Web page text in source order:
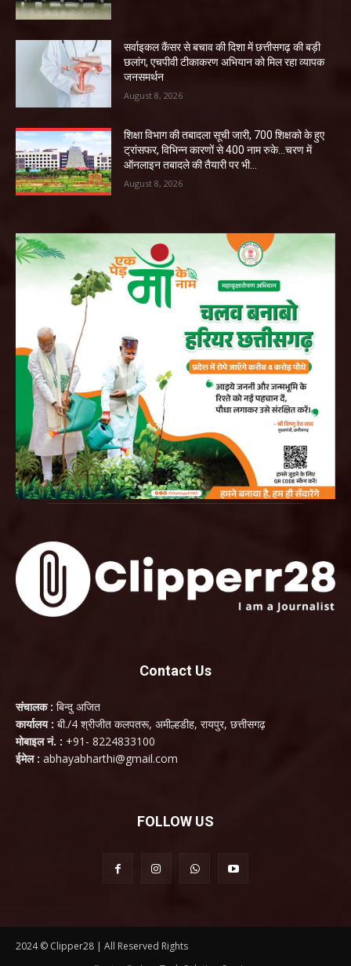
सर्वाइकल कैंसर से बचाव की दिशा में छत्तीसगढ़ की बड़ी
छलांग, एचपीवी टीकाकरण अभियान को मिल रहा व्यापक
जनसमर्थन
August 8, 2026
शिक्षा विभाग की तबादला सूची जारी, 700 शिक्षको के हुए
ट्रांसफर, विभिन्न कारणों से 400 नाम रुके…चरण में
ऑनलाइन तबादले की तैयारी पर भी...
August 8, 2026
Contact Us
संचालक : बिन्दु अजित
कार्यालय : बी./4 श्रीजीत कलपतरू, अमील्हडीह, रायपुर, छत्तीसगढ़
मोबाइल नं. : +91- 8224833100
ईमेल : abhayabharthi@gmail.com
FOLLOW US
2024 © Clipper28 | All Reserved Rights